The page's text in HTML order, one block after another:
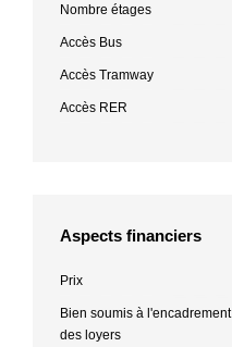
Nombre étages
Accès Bus
Accès Tramway
Accès RER
Aspects financiers
Prix
Bien soumis à l'encadrement
des loyers